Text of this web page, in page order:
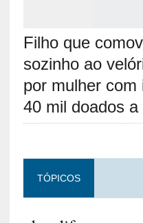
Filho que
sozinho ao
por mulher com
40 mil doados a
TÓPICOS